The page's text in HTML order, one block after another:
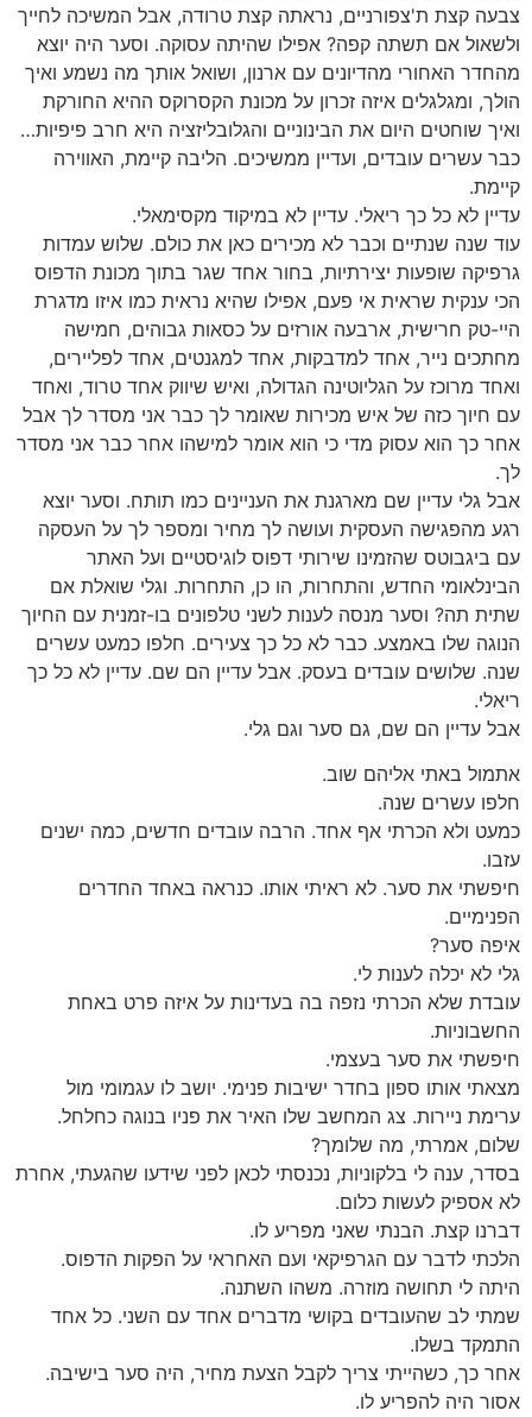
צבעה קצת ת'צפורניים, נראתה קצת טרודה, אבל המשיכה לחייך
ולשאול אם תשתה קפה? אפילו שהיתה עסוקה. וסער היה יוצא
מהחדר האחורי מהדיונים עם ארנון, ושואל אותך מה נשמע ואיך
הולך, ומגלגלים איזה זכרון על מכונת הקסרוקס ההיא החורקת
ואיך שוחטים היום את הבינוניים והגלובליזציה היא חרב פיפיות…
כבר עשרים עובדים, ועדיין ממשיכים. הליבה קיימת, האווירה
קיימת.
עדיין לא כל כך ריאלי. עדיין לא במיקוד מקסימאלי.
עוד שנה שנתיים וכבר לא מכירים כאן את כולם. שלוש עמדות
גרפיקה שופעות יצירתיות, בחור אחד שגר בתוך מכונת הדפוס
הכי ענקית שראית אי פעם, אפילו שהיא נראית כמו איזו מדגרת
היי-טק חרישית, ארבעה אורזים על כסאות גבוהים, חמישה
מחתכים נייר, אחד למדבקות, אחד למגנטים, אחד לפליירים,
ואחד מרוכז על הגליוטינה הגדולה, ואיש שיווק אחד טרוד, ואחד
עם חיוך כזה של איש מכירות שאומר לך כבר אני מסדר לך אבל
אחר כך הוא עסוק מדי כי הוא אומר למישהו אחר כבר אני מסדר
לך.
אבל גלי עדיין שם מארגנת את העניינים כמו תותח. וסער יוצא
רגע מהפגישה העסקית ועושה לך מחיר ומספר לך על העסקה
עם ביגבוטס שהזמינו שירותי דפוס לוגיסטיים ועל האתר
הבינלאומי החדש, והתחרות, הו כן, התחרות. וגלי שואלת אם
שתית תה? וסער מנסה לענות לשני טלפונים בו-זמנית עם החיוך
הנוגה שלו באמצע. כבר לא כל כך צעירים. חלפו כמעט עשרים
שנה. שלושים עובדים בעסק. אבל עדיין הם שם. עדיין לא כל כך
ריאלי.
אבל עדיין הם שם, גם סער וגם גלי.
אתמול באתי אליהם שוב.
חלפו עשרים שנה.
כמעט ולא הכרתי אף אחד. הרבה עובדים חדשים, כמה ישנים
עזבו.
חיפשתי את סער. לא ראיתי אותו. כנראה באחד החדרים
הפנימיים.
איפה סער?
גלי לא יכלה לענות לי.
עובדת שלא הכרתי נזפה בה בעדינות על איזה פרט באחת
החשבוניות.
חיפשתי את סער בעצמי.
מצאתי אותו ספון בחדר ישיבות פנימי. יושב לו עגמומי מול
ערימת ניירות. צג המחשב שלו האיר את פניו בנוגה כחלחל.
שלום, אמרתי, מה שלומך?
בסדר, ענה לי בלקוניות, נכנסתי לכאן לפני שידעו שהגעתי, אחרת
לא אספיק לעשות כלום.
דברנו קצת. הבנתי שאני מפריע לו.
הלכתי לדבר עם הגרפיקאי ועם האחראי על הפקות הדפוס.
היתה לי תחושה מוזרה. משהו השתנה.
שמתי לב שהעובדים בקושי מדברים אחד עם השני. כל אחד
התמקד בשלו.
אחר כך, כשהייתי צריך לקבל הצעת מחיר, היה סער בישיבה.
אסור היה להפריע לו.